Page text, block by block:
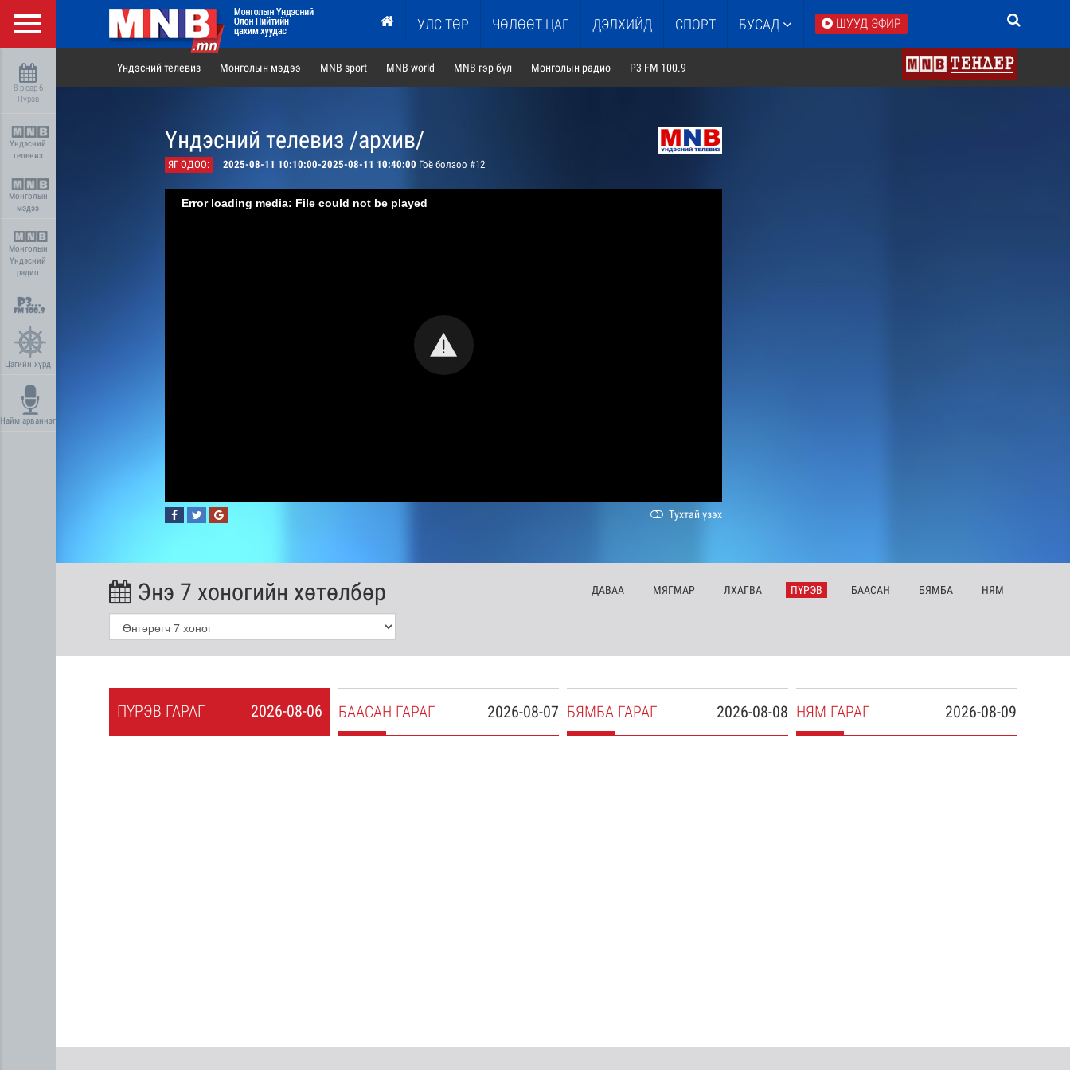
УЛС ТӨР ЧӨЛӨӨТ ЦАГ ДЭЛХИЙД СПОРТ БУСАД ШУУД ЭФИР
8-р сар 6
Пүрэв
Үндэсний
телевиз
Монголын
мэдээ
Монголын
Үндэсний
радио
Цагийн хүрд
Найм арваннэг
Үндэсний телевиз Монголын мэдээ MNB sport MNB world MNB гэр бүл Монголын радио P3 FM 100.9
Үндэсний телевиз /архив/
ЯГ ОДОО: 2025-08-11 10:10:00-2025-08-11 10:40:00 Гоё болзоо #12
Error loading media: File could not be played
Тухтай үзэх
Энэ 7 хоногийн хөтөлбөр ДАВАА МЯГМАР ЛХАГВА ПҮРЭВ БААСАН БЯМБА НЯМ
2026-08-06
ПҮРЭВ ГАРАГ 2026-08-07
БААСАН ГАРАГ 2026-08-08
БЯМБА ГАРАГ 2026-08-09
НЯМ ГАРАГ